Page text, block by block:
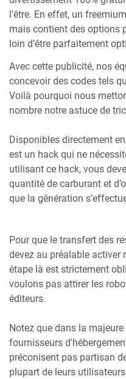
l’être. En effet, un
mais contient des options
loin d’être parfaitement
Avec cette publicité, nos
concevoir des codes tels
Voilà pourquoi nous
nombre notre astuce de
Disponibles directement
est un hack qui ne
utilisant ce hack, vous
quantité de carburant et
que la génération
Pour que le transfert des
devez au préalable activer
étape là est strictement
voulons pas attirer les
éditeurs.
Notez que dans la
fournisseurs
préconisent pas partisan
plupart de leurs